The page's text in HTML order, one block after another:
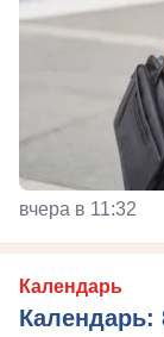
вчера в 11:32
Календарь
Календарь: